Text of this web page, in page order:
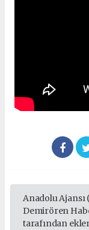
Anadolu Ajansı
Demirören
tarafından